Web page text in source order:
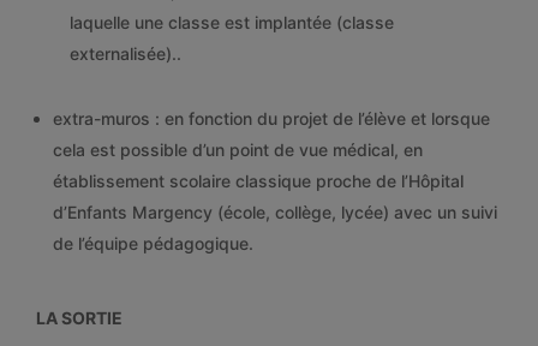
laquelle une classe est implantée (classe
externalisée)..
extra-muros : en fonction du projet de l’élève et lorsque
cela est possible d’un point de vue médical, en
établissement scolaire classique proche de l’Hôpital
d’Enfants Margency (école, collège, lycée) avec un suivi
de l’équipe pédagogique.
LA SORTIE